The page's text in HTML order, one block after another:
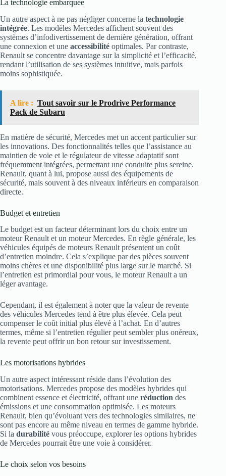
La technologie embarquée
Un autre aspect à ne pas négliger concerne la technologie
intégrée. Les modèles Mercedes affichent souvent des
systèmes d’infodivertissement de dernière génération, offrant
une connexion et une accessibilité optimales. Par contraste,
Renault se concentre davantage sur la simplicité et l’efficacité,
rendant l’utilisation de ses systèmes intuitive, mais parfois
moins sophistiquée.
A lire : Tout savoir sur le Prodrive Performance
Pack de Subaru
En matière de sécurité, Mercedes met un accent particulier sur
les innovations. Des fonctionnalités telles que l’assistance au
maintien de voie et le régulateur de vitesse adaptatif sont
fréquemment intégrées, permettant une conduite plus sereine.
Renault, quant à lui, propose aussi des équipements de
sécurité, mais souvent à des niveaux inférieurs en comparaison
directe.
Budget et entretien
Le budget est un facteur déterminant lors du choix entre un
moteur Renault et un moteur Mercedes. En règle générale, les
véhicules équipés de moteurs Renault présentent un coût
d’entretien moindre. Cela s’explique par des pièces souvent
moins chères et une disponibilité plus large sur le marché. Si
l’entretien est primordial pour vous, le moteur Renault a un
léger avantage.
Cependant, il est également à noter que la valeur de revente
des véhicules Mercedes tend à être plus élevée. Cela peut
compenser le coût initial plus élevé à l’achat. En d’autres
termes, même si l’entretien régulier peut sembler plus onéreux,
la revente peut offrir un bon retour sur investissement.
Les motorisations hybrides
Un autre aspect intéressant réside dans l’évolution des
motorisations. Mercedes propose des modèles hybrides qui
combinent essence et électricité, offrant une réduction des
émissions et une consommation optimisée. Les moteurs
Renault, bien qu’évoluant vers des technologies similaires, ne
sont pas encore au même niveau en termes de gamme hybride.
Si la durabilité vous préoccupe, explorer les options hybrides
de Mercedes pourrait être une voie à considérer.
Le choix selon vos besoins